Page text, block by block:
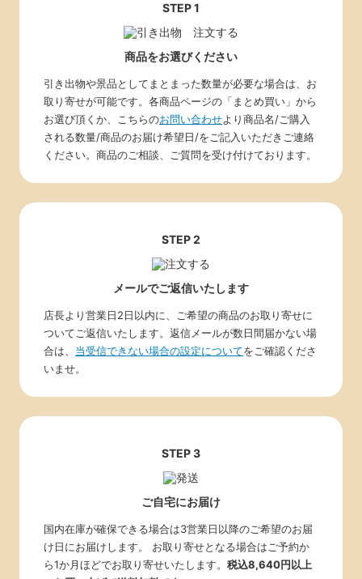
STEP 1
商品をお選びください
引き出物や景品としてまとまった数量が必要な場合は、お
取り寄せが可能です。各商品ページの「まとめ買い」から
お選び頂くか、こちらのお問い合わせより商品名/ご購入
される数量/商品のお届け希望日/をご記入いただきご連絡
ください。商品のご相談、ご質問を受け付けております。
STEP 2
メールでご返信いたします
店長より営業日2日以内に、ご希望の商品のお取り寄せに
ついてご返信いたします。返信メールが数日間届かない場
合は、 当受信できない場合の設定についてをご確認くださ
いませ。
STEP 3
ご自宅にお届け
国内在庫が確保できる場合は3営業日以降のご希望のお届
け日にお届けします。 お取り寄せとなる場合はご予約か
ら1か月ほどでお取り寄せいたします。 税込8,640円以上